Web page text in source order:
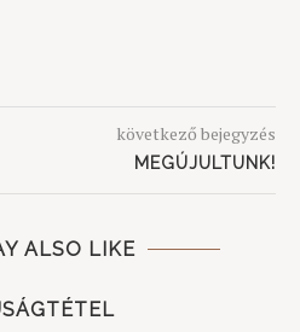
következő bejegyzés
MEGÚJULTUNK!
ALSO LIKE